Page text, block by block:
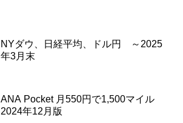
NYダウ、日経平均、ドル円 ～2025
年3月末
ANA Pocket 月550円で1,500マイル
2024年12月版